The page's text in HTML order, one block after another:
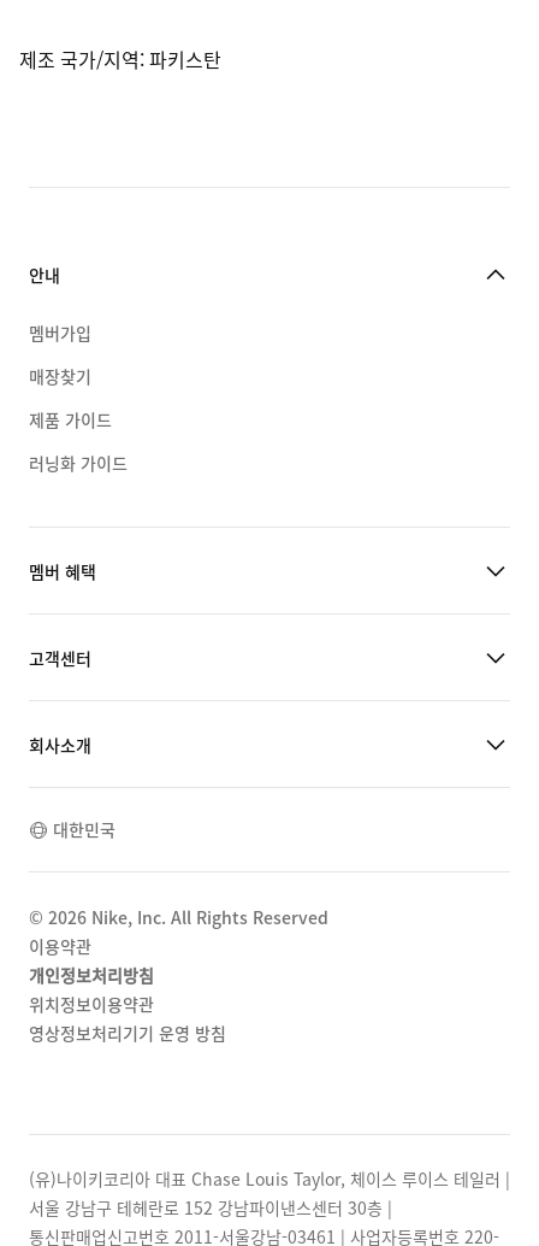
제조 국가/지역:파키스탄
안내
멤버가입
매장찾기
제품 가이드
러닝화 가이드
멤버 혜택
고객센터
회사소개
대한민국
© 2026 Nike, Inc. All Rights Reserved
이용약관
개인정보처리방침
위치정보이용약관
영상정보처리기기 운영 방침
(유)나이키코리아 대표 Chase Louis Taylor, 체이스 루이스 테일러 |
서울 강남구 테헤란로 152 강남파이낸스센터 30층 |
통신판매업신고번호 2011-서울강남-03461 | 사업자등록번호 220-